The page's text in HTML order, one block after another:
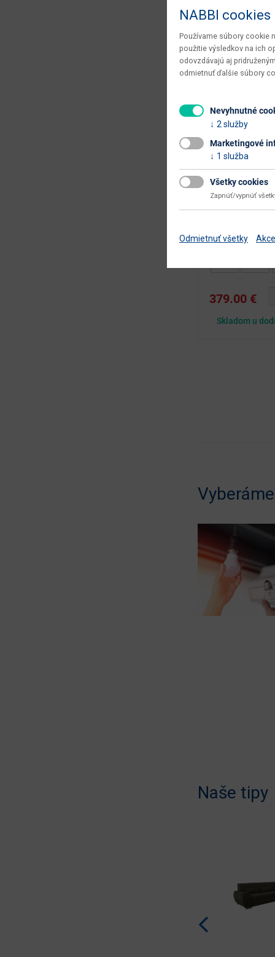
116 x 204 x 90 cm
Rozkladacia posteľ
379.00 €
Skladom u
Naše tipy
NABBI cookies
Používame súbory cookie
použitie výsledkov na ich
odovzdávajú aj
odmietnuť ďalšie súbory
Nevyhnutné
2 služby
Marketingové
1 služba
Všetky cookies
Zapnúť/vypnúť
Odmietnuť všetky